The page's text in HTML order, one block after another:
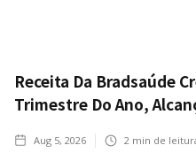
Receita Da Bradsaúde
Trimestre Do Ano,
Aug 5, 2026 2 min de